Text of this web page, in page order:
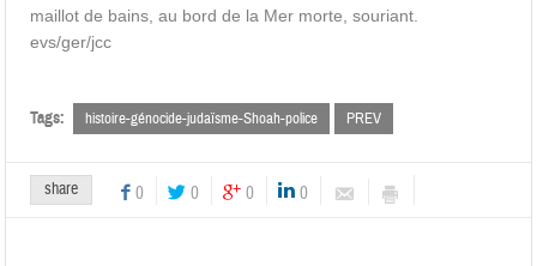
maillot de bains, au bord de la Mer morte, souriant.
evs/ger/jcc
Tags: histoire-génocide-judaïsme-Shoah-police PREV
share 0 0 0 0